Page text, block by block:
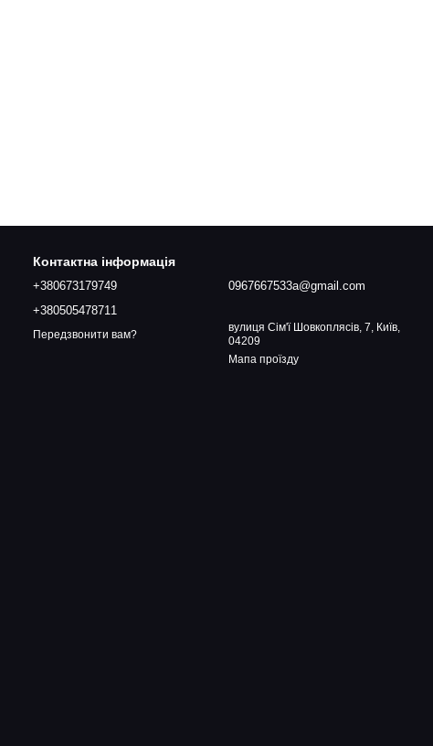
Контактна інформація
+380673179749
+380505478711
Передзвонити вам?
0967667533a@gmail.com
вулиця Сім'ї Шовкоплясів, 7, Київ,
04209
Мапа проїзду